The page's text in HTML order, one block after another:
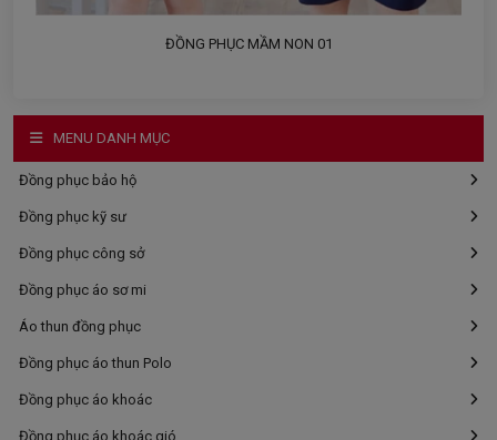
ĐỒNG PHỤC MẦM NON 01
MENU DANH MỤC
Đồng phục bảo hộ
Đồng phục kỹ sư
Đồng phục công sở
Đồng phục áo sơ mi
Áo thun đồng phục
Đồng phục áo thun Polo
Đồng phục áo khoác
Đồng phục áo khoác gió